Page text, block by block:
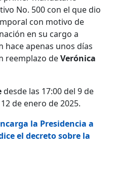
No. 500 con el que dio
con motivo de
en su cargo a
hace apenas unos días
reemplazo deVerónica
desde las 17:00 del 9 de
de enero de 2025.
la Presidencia a
el decreto sobre la